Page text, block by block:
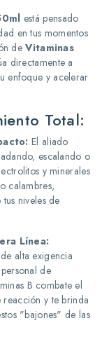
está pensado
en tus momentos
deVitaminas
directamente a
enfoque y acelerar
Total:
El aliado
escalando o
y minerales
calambres,
niveles de
Línea:
alta exigencia
de
B combate el
reacción y te brinda
"bajones" de las